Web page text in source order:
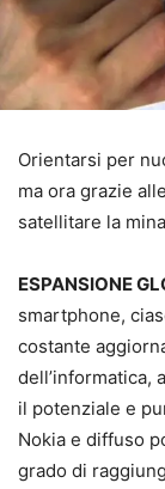
Orientarsi per
ma ora grazie alle
satellitare la
ESPANSIONE
smartphone,
costante
dell’informatica,
il potenziale e
Nokia e diffuso
grado di